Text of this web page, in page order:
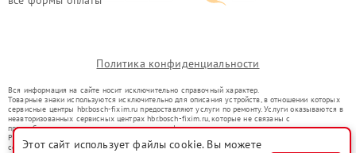
Политика конфиденциальности
Вся информация на сайте носит исключительно справочный характер.
Товарные знаки используются исключительно для описания устройств, в отношении которых
сервисные центры hbr.bosch-fixim.ru предоставляют услуги по ремонту. Услуги оказываются в
неавторизованных сервисных центрах hbr.bosch-fixim.ru, которые не связаны с
правообладателями товарных знаков или их официальными представителями.
Ремонт осуществляется для устройств, уже введенных в гражданский оборот в соответствии
со статьей 1487 ГК РФ.
Этот сайт использует файлы cookie. Вы можете